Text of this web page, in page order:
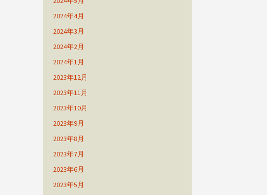
2024年4月
2024年3月
2024年2月
2024年1月
2023年12月
2023年11月
2023年10月
2023年9月
2023年8月
2023年7月
2023年6月
2023年5月